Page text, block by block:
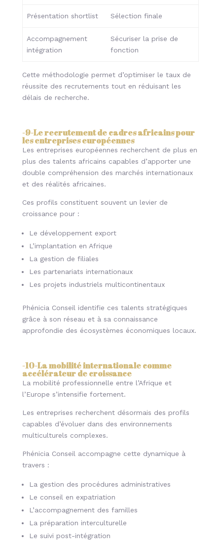
Présentation shortlist Sélection finale
Accompagnement
intégration
Sécuriser la prise de
fonction
Cette méthodologie permet d’optimiser le taux de
réussite des recrutements tout en réduisant les
délais de recherche.
-9-Le recrutement de cadres africains pour
les entreprises européennes
Les entreprises européennes recherchent de plus en
plus des talents africains capables d’apporter une
double compréhension des marchés internationaux
et des réalités africaines.
Ces profils constituent souvent un levier de
croissance pour :
Le développement export
L’implantation en Afrique
La gestion de filiales
Les partenariats internationaux
Les projets industriels multicontinentaux
Phénicia Conseil identifie ces talents stratégiques
grâce à son réseau et à sa connaissance
approfondie des écosystèmes économiques locaux.
-10-La mobilité internationale comme
accélérateur de croissance
La mobilité professionnelle entre l’Afrique et
l’Europe s’intensifie fortement.
Les entreprises recherchent désormais des profils
capables d’évoluer dans des environnements
multiculturels complexes.
Phénicia Conseil accompagne cette dynamique à
travers :
La gestion des procédures administratives
Le conseil en expatriation
L’accompagnement des familles
La préparation interculturelle
Le suivi post-intégration